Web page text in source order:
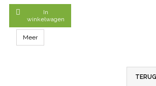
bewaren.
Koffer wordt
geleverd
zonder
scheerkopjes

In
winkelwagen
Meer